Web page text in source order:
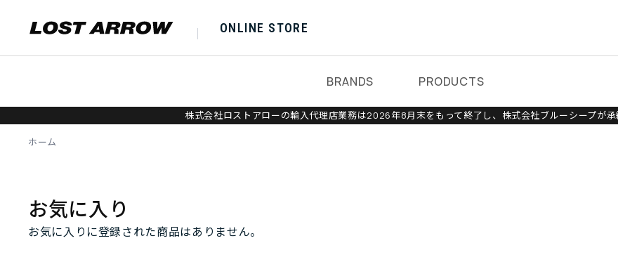
ONLINE STORE
BRANDS PRODUCTS
株式会社ロストアローの輸入代理店業務は2026年8月末をもって終了し、株式会社ブルーシープが承
ホーム
お気に入り
お気に入りに登録された商品はありません。